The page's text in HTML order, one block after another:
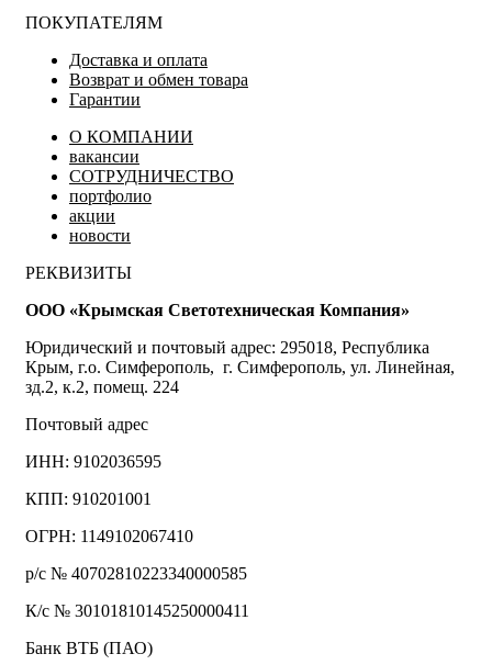
ПОКУПАТЕЛЯМ
Доставка и оплата
Возврат и обмен товара
Гарантии
О КОМПАНИИ
вакансии
СОТРУДНИЧЕСТВО
портфолио
акции
новости
РЕКВИЗИТЫ
ООО «Крымская Светотехническая Компания»
Юридический и почтовый адрес: 295018, Республика
Крым, г.о. Симферополь, г. Симферополь, ул. Линейная,
зд.2, к.2, помещ. 224
Почтовый адрес
ИНН: 9102036595
КПП: 910201001
ОГРН: 1149102067410
р/с № 40702810223340000585
К/с № 30101810145250000411
Банк ВТБ (ПАО)